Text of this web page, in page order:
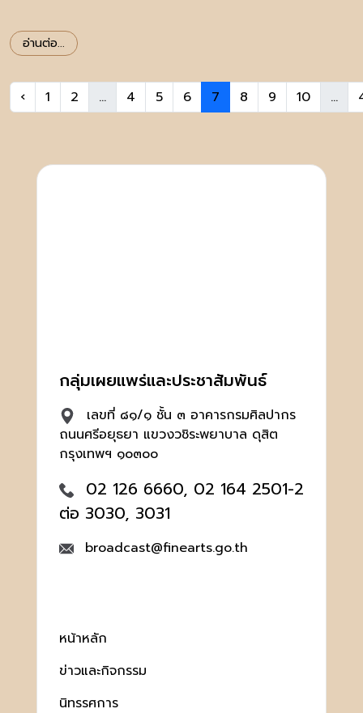
อ่านต่อ...
‹ 1 2 ... 4 5 6 7 8 9 10 ...
กลุ่มเผยแพร่และประชาสัมพันธ์
เลขที่ ๘๑/๑ ชั้น ๓ อาคารกรมศิลปากร
ถนนศรีอยุธยา แขวงวชิระพยาบาล ดุสิต
กรุงเทพฯ ๑๐๓๐๐
02 126 6660, 02 164 2501-2
ต่อ 3030, 3031
broadcast@finearts.go.th
หน้าหลัก
ข่าวและกิจกรรม
นิทรรศการ